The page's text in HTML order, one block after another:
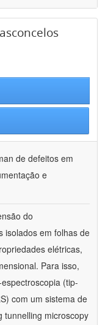
de defeitos em
e
do
isolados em folhas de
elétricas,
Para isso,
(tip-
com um sistema de
tunnelling microscopy